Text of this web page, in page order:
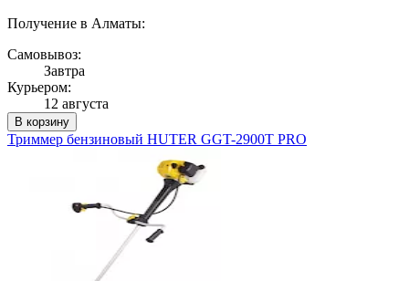
Получение в Алматы:
Самовывоз:
Завтра
Курьером:
12 августа
В корзину
Триммер бензиновый HUTER GGT-2900T PRO